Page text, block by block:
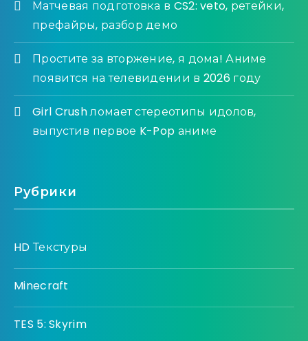
Матчевая подготовка в CS2: veto, ретейки,
префайры, разбор демо
Простите за вторжение, я дома! Аниме
появится на телевидении в 2026 году
Girl Crush ломает стереотипы идолов,
выпустив первое K-Pop аниме
Рубрики
HD Текстуры
Minecraft
TES 5: Skyrim